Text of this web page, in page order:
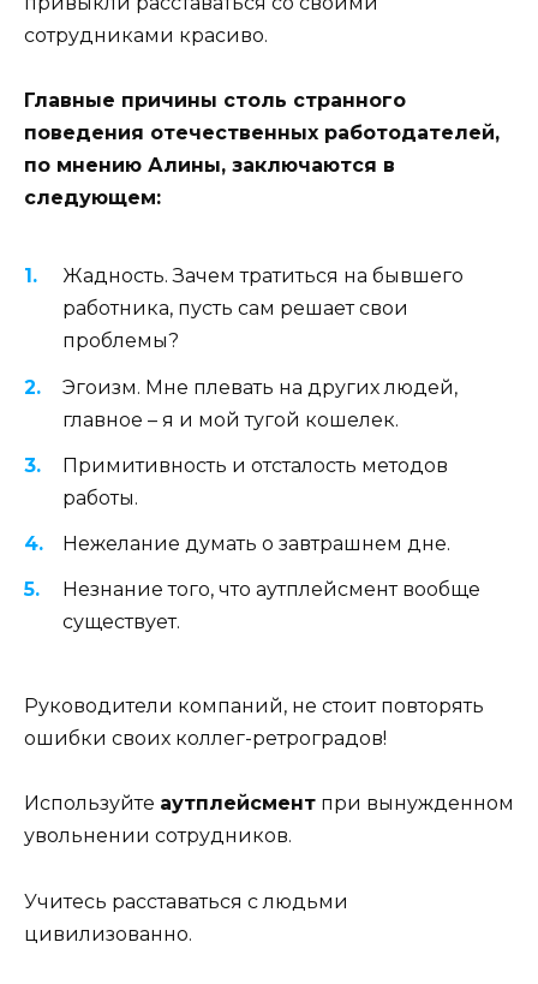
сотрудниками красиво.
Главные причины столь странного
поведения отечественных работодателей,
по мнению Алины, заключаются в
следующем:
Жадность. Зачем тратиться на бывшего
работника, пусть сам решает свои
проблемы?
Эгоизм. Мне плевать на других людей,
главное – я и мой тугой кошелек.
Примитивность и отсталость методов
работы.
Нежелание думать о завтрашнем дне.
Незнание того, что аутплейсмент вообще
существует.
Руководители компаний, не стоит повторять
ошибки своих коллег-ретроградов!
Используйте аутплейсмент при вынужденном
увольнении сотрудников.
Учитесь расставаться с людьми
цивилизованно.